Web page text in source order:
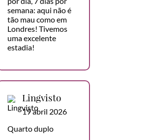
semana: aqui não é
tão mau como em
Londres! Tivemos
uma excelente
estadia!
Lingvisto
19 abril 2026
Quarto duplo